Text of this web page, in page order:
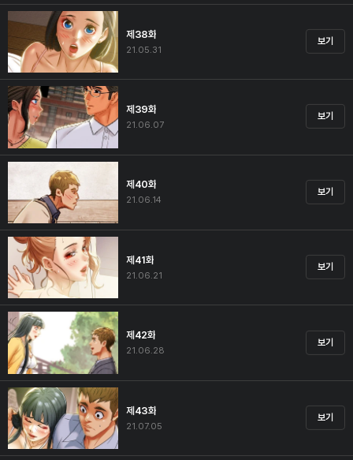
제38화
21.05.31
보기
제39화
21.06.07
보기
제40화
21.06.14
보기
제41화
21.06.21
보기
제42화
21.06.28
보기
제43화
21.07.05
보기